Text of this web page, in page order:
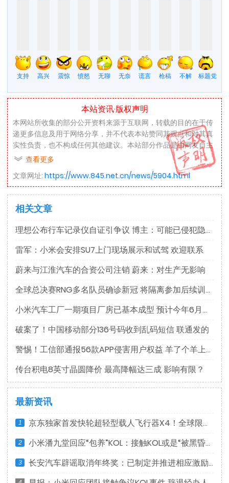
支持 高兴 震惊 愤怒 无聊 无奈 谎言 枪稿 不解 标题党
本站资讯·版权声明
本网站所收集的部分公开资料来源于互联网，转载的目的在于传
递更多信息及用于网络分享，并不代表本站赞同其观点和对其真
实性负责，也不构成任何其他建议。本站部分作品是由网友自主
投稿和发布、编辑整理上传，对此类作品本站仅提供交流平台，
不为其版权负责。如果您发现网站上有侵犯您的知识产权的作
品，请与我们取得联系，我们会及时修改或删除。
性、有效性、及时性和完整性。本网站及其雇员一概毋须以任何
方式就任何信息传递或传送的失误、不准确或错误，对用户或任
何其他人士负任何直接或间接责任。在法律允许的范围内，本网
站在此声明，不承担用户或任何人士就使用或未能使用本网站所
提供的信息或任何链接所引致的任何直接、间接、附带、从属、
特殊、惩罚性或惩戒性的损害赔偿。
查看更多
文章网址:https://www.845.net.cn/news/5904.html
相关文章
理想公布行车记录仪自证引争议 博主：可能已侵犯隐私
雷军：小米会安排SU7上门现场展示和试驾 欢迎联系
蔚来与江淮汽车的合资公司注销 蔚来：对生产无影响
全球总决赛RNG多名队员确诊新冠 将隔离参加后续训练
小米汽车工厂一期项目厂房已基本成型 预计今年6月完工
破案了！中国移动部分136号码收到乱码短信 联通发的
警惕！工信部通报56款APP侵害用户权益 羊了个羊上榜
传台积电8英寸晶圆降价 最高降幅达三成 影响有限？
最新资讯
1 京东独家首发快轮超轻型载人飞行器X4！全球限量10台
2 小米潘九堂回应“包养”KOL：接触KOL或是“被黑昏招”
3 长安汽车辟谣取消年终奖：已制定并推进相应激励计划